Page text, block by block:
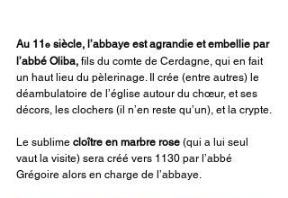
Au 11e siècle, l’abbaye est agrandie et embellie par
l’abbé Oliba, fils du comte de Cerdagne, qui en fait
un haut lieu du pèlerinage. Il crée (entre autres) le
déambulatoire de l’église autour du chœur, et ses
décors, les clochers (il n’en reste qu’un), et la crypte.
Le sublime cloître en marbre rose (qui a lui seul
vaut la visite) sera créé vers 1130 par l’abbé
Grégoire alors en charge de l’abbaye.